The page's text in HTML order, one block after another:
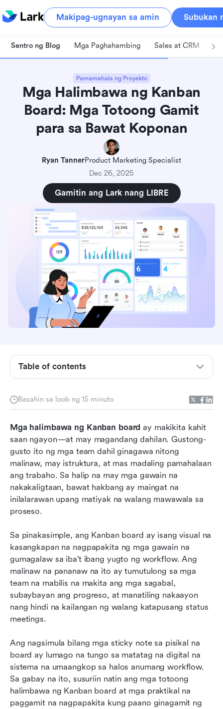
Makipag-ugnayan sa amin Subukan
Sentro ng Blog Mga Paghahambing Sales at CRM
Pamamahala ng Proyekto
Mga Halimbawa ng Kanban
Board: Mga Totoong Gamit
para sa Bawat Koponan
Ryan TannerProduct Marketing Specialist
Dec 26, 2025
Gamitin ang Lark nang LIBRE
Basahin sa loob ng 15 minuto
Mga halimbawa ng Kanban board ay makikita kahit
saan ngayon—at may magandang dahilan. Gustong-
gusto ito ng mga team dahil ginagawa nitong
malinaw, may istruktura, at mas madaling pamahalaan
ang trabaho. Sa halip na may mga gawain na
nakakaligtaan, bawat hakbang ay maingat na
inilalarawan upang matiyak na walang mawawala sa
proseso.
Sa pinakasimple, ang Kanban board ay isang visual na
kasangkapan na nagpapakita ng mga gawain na
gumagalaw sa iba’t ibang yugto ng workflow. Ang
malinaw na pananaw na ito ay tumutulong sa mga
team na mabilis na makita ang mga sagabal,
subaybayan ang progreso, at manatiling nakaayon
nang hindi na kailangan ng walang katapusang status
meetings.
Ang nagsimula bilang mga sticky note sa pisikal na
board ay lumago na tungo sa matatag na digital na
sistema na umaangkop sa halos anumang workflow.
Sa gabay na ito, susuriin natin ang mga totoong
halimbawa ng Kanban board at mga praktikal na
paggamit na nagpapakita kung paano ginagamit ng
Table of contents
Kanban board?
Mga halimbawa ng Kanban board para sa
Mga halimbawa ng Sales Kanban board
Mga halimbawa ng HR Kanban board
Mga halimbawa ng Kanban board para sa
personal na produktibidad
Mga halimbawa ng pisikal kumpara sa digital na
Kanban board
Mga halimbawa ng Kanban swimlane
Konklusyon
Mga Madalas Itanong
Kaugnay na pagbasa